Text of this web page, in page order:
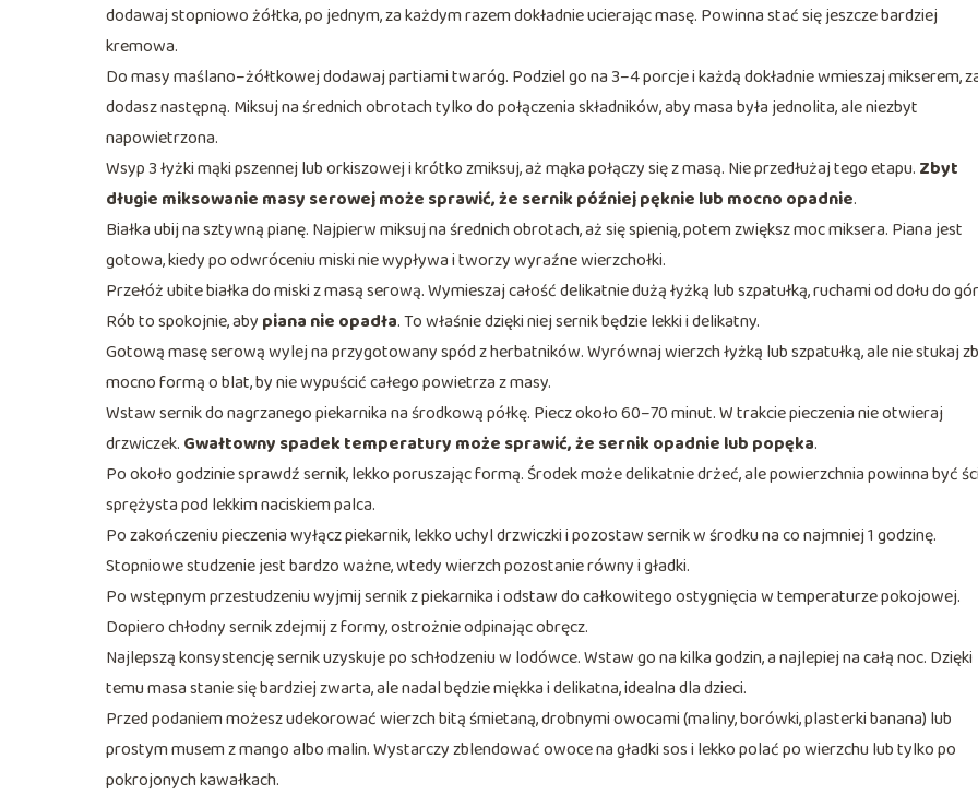
dodawaj stopniowo żółtka, po jednym, za każdym razem dokładnie ucierając masę. Powinna stać się jeszcze bardziej
kremowa.
Do masy maślano–żółtkowej dodawaj partiami twaróg. Podziel go na 3–4 porcje i każdą dokładnie wmieszaj mikserem,
dodasz następną. Miksuj na średnich obrotach tylko do połączenia składników, aby masa była jednolita, ale niezbyt
napowietrzona.
Wsyp 3 łyżki mąki pszennej lub orkiszowej i krótko zmiksuj, aż mąka połączy się z masą. Nie przedłużaj tego etapu. Zbyt
długie miksowanie masy serowej może sprawić, że sernik później pęknie lub mocno opadnie.
Białka ubij na sztywną pianę. Najpierw miksuj na średnich obrotach, aż się spienią, potem zwiększ moc miksera. Piana jest
gotowa, kiedy po odwróceniu miski nie wypływa i tworzy wyraźne wierzchołki.
Przełóż ubite białka do miski z masą serową. Wymieszaj całość delikatnie dużą łyżką lub szpatułką, ruchami od dołu do
Rób to spokojnie, aby piana nie opadła. To właśnie dzięki niej sernik będzie lekki i delikatny.
Gotową masę serową wylej na przygotowany spód z herbatników. Wyrównaj wierzch łyżką lub szpatułką, ale nie stukaj
mocno formą o blat, by nie wypuścić całego powietrza z masy.
Wstaw sernik do nagrzanego piekarnika na środkową półkę. Piecz około 60–70 minut. W trakcie pieczenia nie otwieraj
drzwiczek. Gwałtowny spadek temperatury może sprawić, że sernik opadnie lub popęka.
Po około godzinie sprawdź sernik, lekko poruszając formą. Środek może delikatnie drżeć, ale powierzchnia powinna być
sprężysta pod lekkim naciskiem palca.
Po zakończeniu pieczenia wyłącz piekarnik, lekko uchyl drzwiczki i pozostaw sernik w środku na co najmniej 1 godzinę.
Stopniowe studzenie jest bardzo ważne, wtedy wierzch pozostanie równy i gładki.
Po wstępnym przestudzeniu wyjmij sernik z piekarnika i odstaw do całkowitego ostygnięcia w temperaturze pokojowej.
Dopiero chłodny sernik zdejmij z formy, ostrożnie odpinając obręcz.
Najlepszą konsystencję sernik uzyskuje po schłodzeniu w lodówce. Wstaw go na kilka godzin, a najlepiej na całą noc. Dzięki
temu masa stanie się bardziej zwarta, ale nadal będzie miękka i delikatna, idealna dla dzieci.
Przed podaniem możesz udekorować wierzch bitą śmietaną, drobnymi owocami (maliny, borówki, plasterki banana) lub
prostym musem z mango albo malin. Wystarczy zblendować owoce na gładki sos i lekko polać po wierzchu lub tylko po
pokrojonych kawałkach.